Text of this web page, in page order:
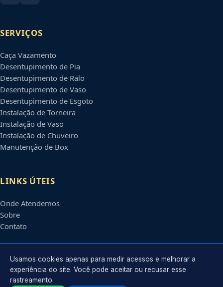
SERVIÇOS
Caça Vazamento
Desentupimento de Pia
Desentupimento de Ralo
Desentupimento de Vaso
Desentupimento de Esgoto
Instalação de Torneira
Instalação de Vaso
Instalação de Chuveiro
Manutenção de Box
LINKS ÚTEIS
Onde Atendemos
Sobre
Contato
CONTATO
Atendimento em
Usamos cookies apenas para medir acessos e melhorar a
experiência do site. Você pode aceitar ou recusar esse
rastreamento.